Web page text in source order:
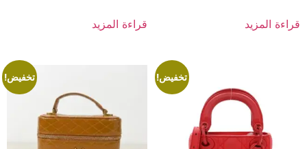
قراءة المزيد قراءة المزيد
تخفيض! تخفيض!